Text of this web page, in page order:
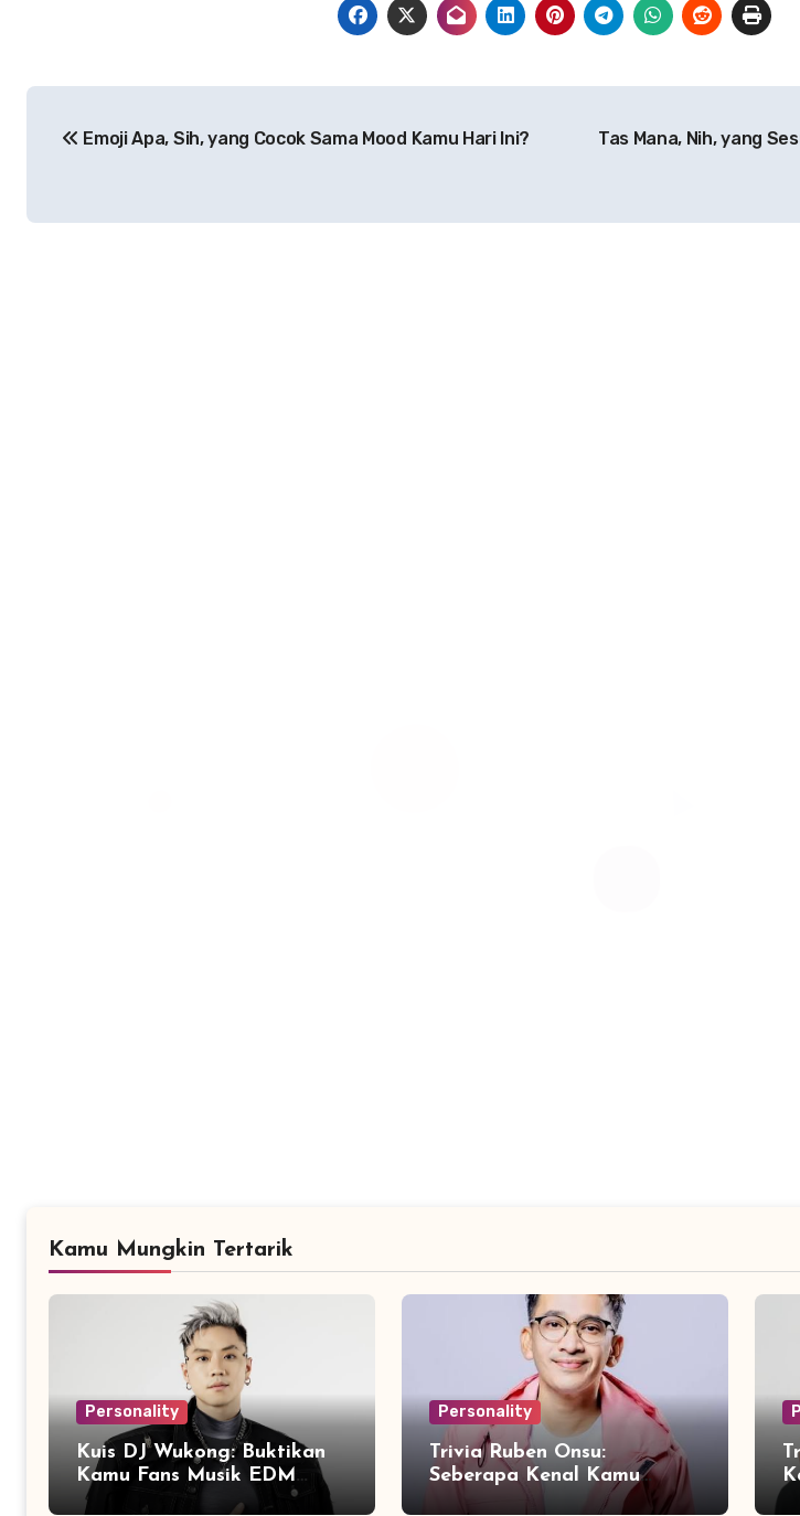
pos Emoji Apa, Sih, yang Cocok Sama Mood Kamu Hari Ini?
Tas Mana, Nih, yang
Kamu Mungkin Tertarik
Personality
Kuis DJ Wukong: Buktikan
Kamu Fans Musik EDM
Sejati!
Personality
Trivia Ruben Onsu:
Seberapa Kenal Kamu
dengan Sang Presenter